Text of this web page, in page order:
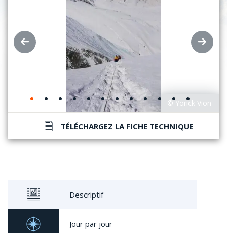
TÉLÉCHARGEZ LA FICHE TECHNIQUE
Descriptif
Jour par jour